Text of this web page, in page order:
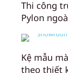
Thi công
Pylon
Kệ mẫu
theo thiết